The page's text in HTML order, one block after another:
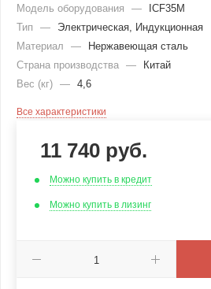
Модель оборудования
—
ICF35M
Тип
—
Электрическая, Индукционная
Материал
—
Нержавеющая сталь
Страна производства —
Китай
Вес (кг) — 4,6
Все характеристики
11 740 руб.
Можно купить в кредит
Можно купить в лизинг